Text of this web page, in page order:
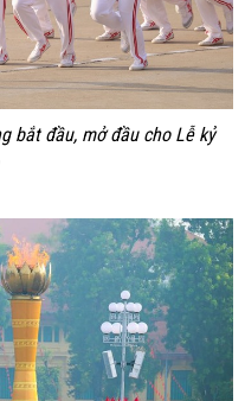
bắt đầu, mở đầu cho Lễ kỷ